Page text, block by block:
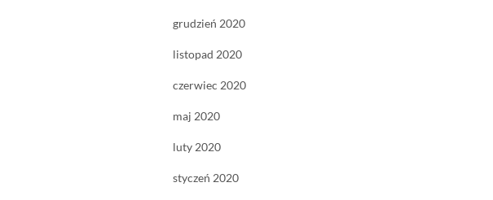
grudzień 2020
listopad 2020
czerwiec 2020
maj 2020
luty 2020
styczeń 2020